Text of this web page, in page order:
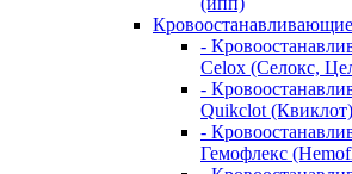
Кровоостанавливающие
-
Celox (Селокс,
-
Quikclot (Квиклот)
-
Гемофлекс